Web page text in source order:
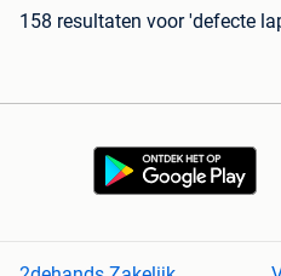
158 resultaten voor 'defecte